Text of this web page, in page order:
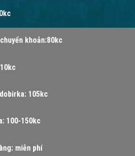
khoản:80kc
105kc
100-150kc
miễn phí